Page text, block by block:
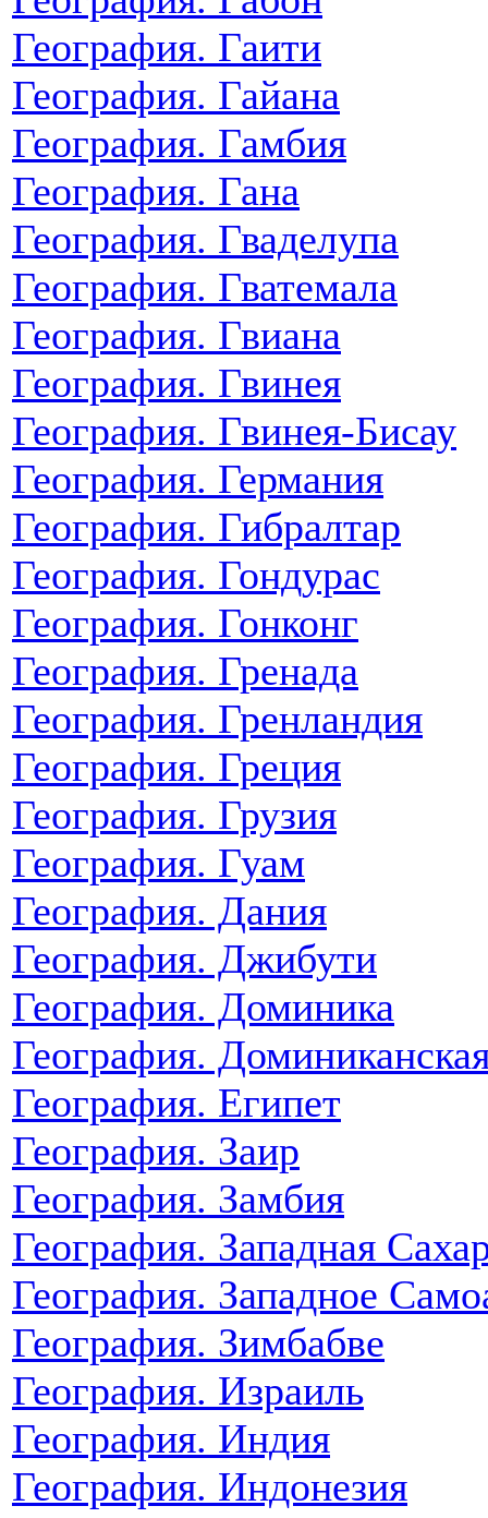
География. Гаити
География. Гайана
География. Гамбия
География. Гана
География. Гваделупа
География. Гватемала
География. Гвиана
География. Гвинея
География. Гвинея-Бисау
География. Германия
География. Гибралтар
География. Гондурас
География. Гонконг
География. Гренада
География. Гренландия
География. Греция
География. Грузия
География. Гуам
География. Дания
География. Джибути
География. Доминика
География.
География. Египет
География. Заир
География. Замбия
География. Западная
География. Западное
География. Зимбабве
География. Израиль
География. Индия
География. Индонезия